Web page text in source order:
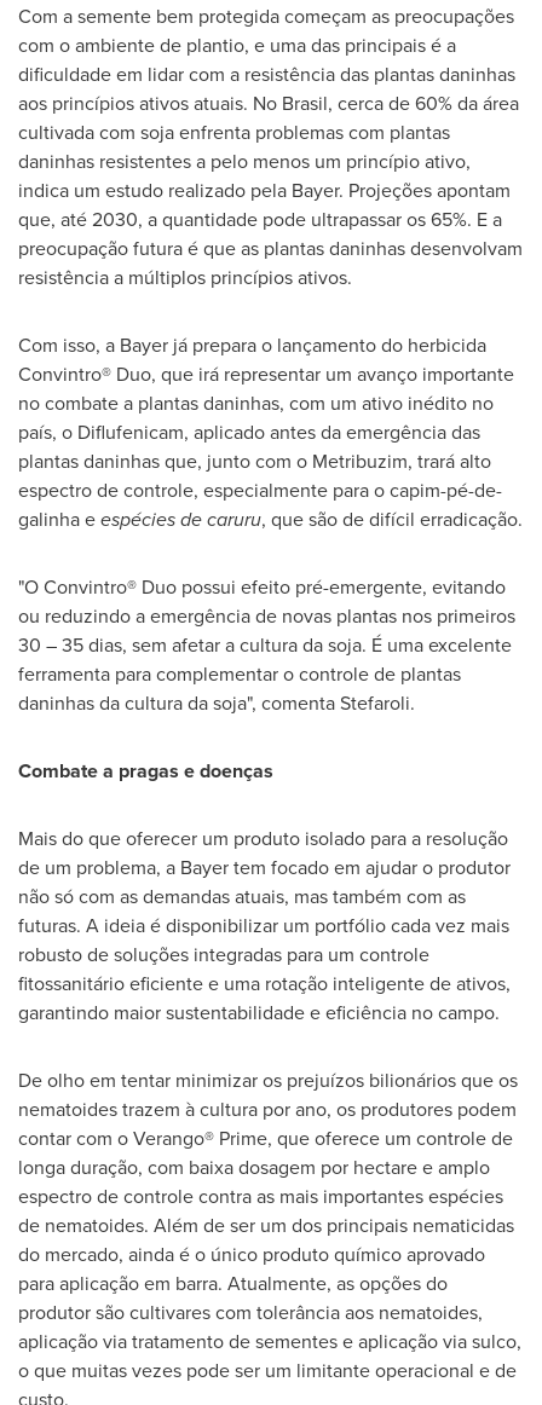
Com a semente bem protegida começam as preocupações
com o ambiente de plantio, e uma das principais é a
dificuldade em lidar com a resistência das plantas daninhas
aos princípios ativos atuais. No Brasil, cerca de 60% da área
cultivada com soja enfrenta problemas com plantas
daninhas resistentes a pelo menos um princípio ativo,
indica um estudo realizado pela Bayer. Projeções apontam
que, até 2030, a quantidade pode ultrapassar os 65%. E a
preocupação futura é que as plantas daninhas desenvolvam
resistência a múltiplos princípios ativos.
Com isso, a Bayer já prepara o lançamento do herbicida
Convintro® Duo, que irá representar um avanço importante
no combate a plantas daninhas, com um ativo inédito no
país, o Diflufenicam, aplicado antes da emergência das
plantas daninhas que, junto com o Metribuzim, trará alto
espectro de controle, especialmente para o capim-pé-de-
galinha eespécies de caruru, que são de difícil erradicação.
"O Convintro® Duo possui efeito pré-emergente, evitando
ou reduzindo a emergência de novas plantas nos primeiros
30 – 35 dias, sem afetar a cultura da soja. É uma excelente
ferramenta para complementar o controle de plantas
daninhas da cultura da soja", comenta Stefaroli.
Combate a pragas e doenças
Mais do que oferecer um produto isolado para a resolução
de um problema, a Bayer tem focado em ajudar o produtor
não só com as demandas atuais, mas também com as
futuras. A ideia é disponibilizar um portfólio cada vez mais
robusto de soluções integradas para um controle
fitossanitário eficiente e uma rotação inteligente de ativos,
garantindo maior sustentabilidade e eficiência no campo.
De olho em tentar minimizar os prejuízos bilionários que os
nematoides trazem à cultura por ano, os produtores podem
contar com o Verango® Prime, que oferece um controle de
longa duração, com baixa dosagem por hectare e amplo
espectro de controle contra as mais importantes espécies
de nematoides. Além de ser um dos principais nematicidas
do mercado, ainda é o único produto químico aprovado
para aplicação em barra. Atualmente, as opções do
produtor são cultivares com tolerância aos nematoides,
aplicação via tratamento de sementes e aplicação via sulco,
o que muitas vezes pode ser um limitante operacional e de
custo.